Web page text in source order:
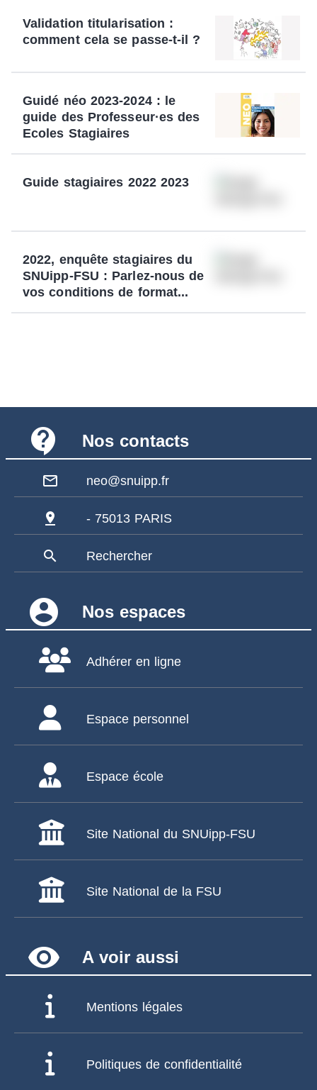
Validation titularisation :
comment cela se passe-t-il ?
Guidé néo 2023-2024 : le
guide des Professeur·es des
Ecoles Stagiaires
Guide stagiaires 2022 2023
2022, enquête stagiaires du
SNUipp-FSU : Parlez-nous de
vos conditions de format...
contact_support Nos contacts
mail_outline neo@snuipp.fr
pin_drop - 75013 PARIS
search Rechercher
account_circle Nos espaces
Adhérer en ligne
Espace personnel
Espace école
Site National du SNUipp-FSU
Site National de la FSU
remove_red_eye A voir aussi
Mentions légales
Politiques de confidentialité